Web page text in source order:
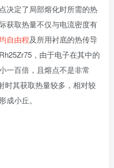
决定了局部熔化时所需的热
获取热量不仅与电流密度有
自由程及所用衬底的热传导
，由于电子在其中的
一百倍，且熔点不是非常
时其获取热量较多，相对较
成小丘。